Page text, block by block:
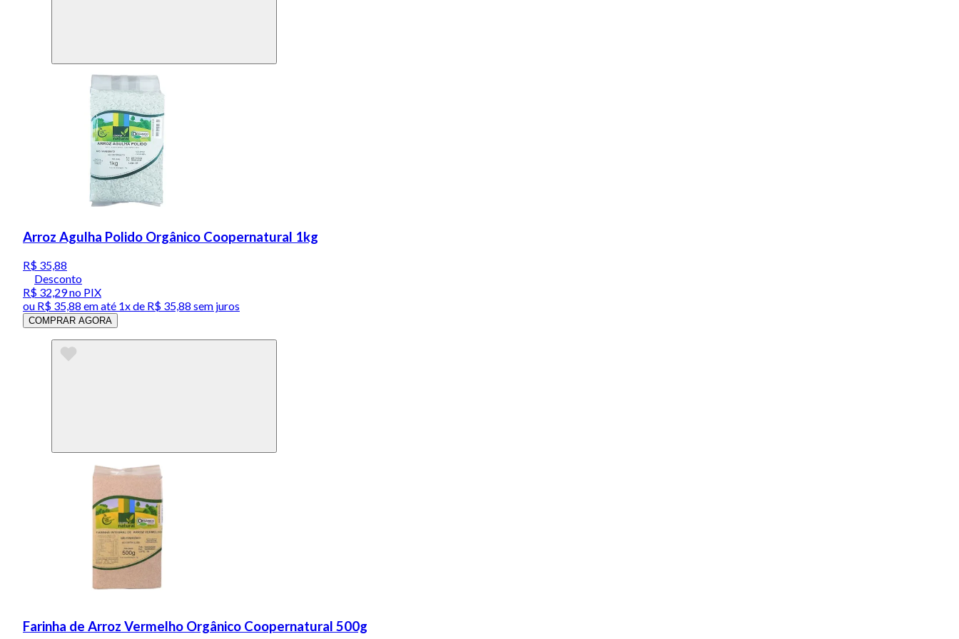
Arroz Agulha Polido Orgânico Coopernatural 1kg
R$ 35,88
Desconto
R$ 32,29no PIX
ou R$ 35,88 em até 1x de R$ 35,88 sem juros
COMPRAR AGORA
Farinha de Arroz Vermelho Orgânico Coopernatural 500g